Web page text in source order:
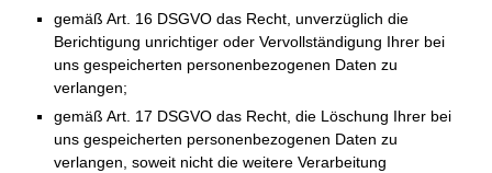
gemäß Art. 16 DSGVO das Recht, unverzüglich die
Berichtigung unrichtiger oder Vervollständigung Ihrer bei
uns gespeicherten personenbezogenen Daten zu
verlangen;
gemäß Art. 17 DSGVO das Recht, die Löschung Ihrer bei
uns gespeicherten personenbezogenen Daten zu
verlangen, soweit nicht die weitere Verarbeitung